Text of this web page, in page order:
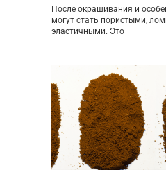
После окрашивания и
могут стать пористыми,
эластичными. Это